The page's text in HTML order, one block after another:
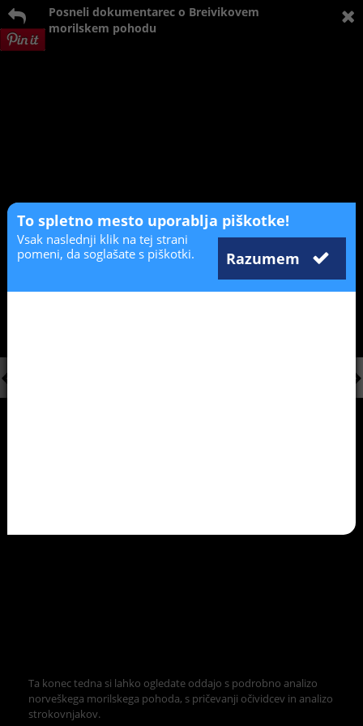
Posneli dokumentarec o Breivikovem
morilskem pohodu
Ta konec tedna si lahko ogledate oddajo s podrobno analizo
norveškega morilskega pohoda, s pričevanji očividcev in analizo
strokovnjakov.
To spletno mesto uporablja piškotke!
Razumem
Vsak naslednji klik na tej strani
pomeni, da soglašate s piškotki.